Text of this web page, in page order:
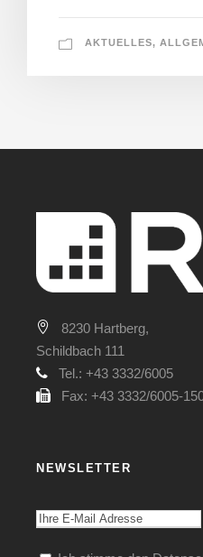
AKTUELLES,
8230 Hartberg,
Schildbach 111
Tel.: +43 3332/6005
Fax: +43 3332/6005-
NEWSLETTER